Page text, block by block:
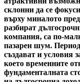
склонни да се
върху миналото
разбират
компания, са по-
пазарен шум.
създават и условия
което временните
фундаменталната